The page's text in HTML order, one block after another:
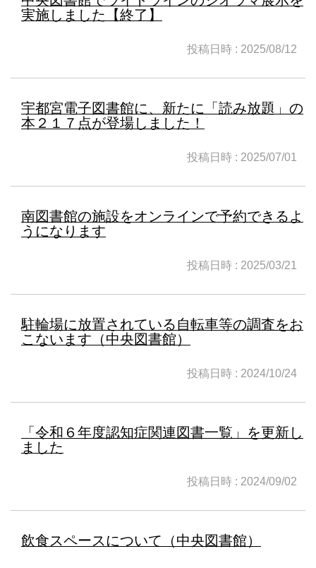
実施しました【終了】
投稿日時 : 2025/08/12
宇都宮電子図書館に、新たに「読み放題」の
本２１７点が登場しました！
投稿日時 : 2025/07/01
南図書館の施設をオンラインで予約できるよ
うになります
投稿日時 : 2025/03/21
駐輪場に放置されている自転車等の調査をお
こないます（中央図書館）
投稿日時 : 2024/10/24
「令和６年度認知症関連図書一覧」を更新し
ました
投稿日時 : 2024/09/02
飲食スペースについて（中央図書館）